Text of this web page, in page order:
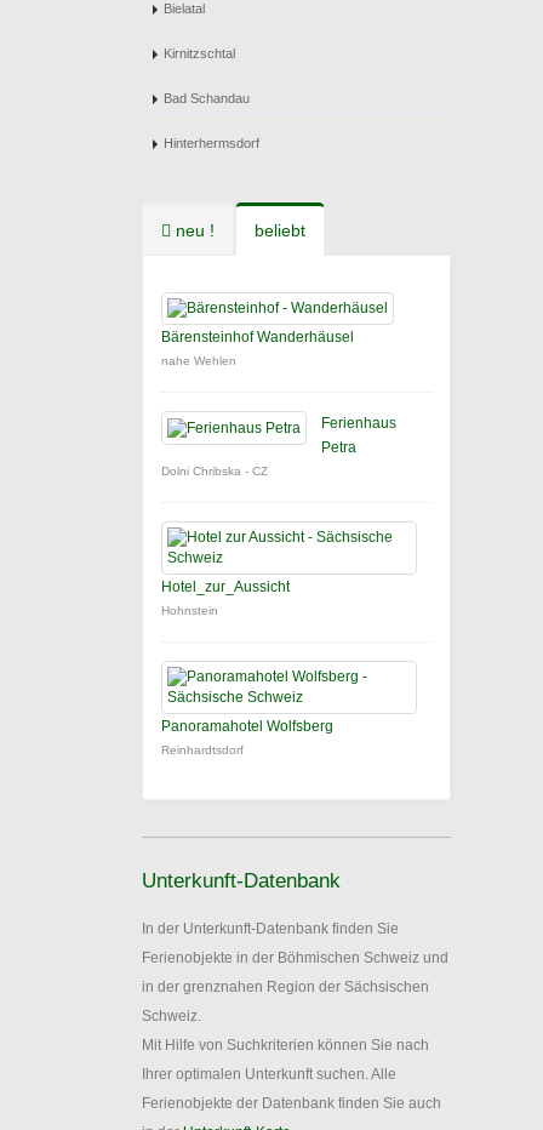
Bielatal
Kirnitzschtal
Bad Schandau
Hinterhermsdorf
neu ! beliebt
Bärensteinhof Wanderhäusel
nahe Wehlen
Ferienhaus
Petra
Dolni Chribska - CZ
Hotel_zur_Aussicht
Hohnstein
Panoramahotel Wolfsberg
Reinhardtsdorf
Unterkunft-Datenbank
In der Unterkunft-Datenbank finden Sie
Ferienobjekte in der Böhmischen Schweiz und
in der grenznahen Region der Sächsischen
Schweiz.
Mit Hilfe von Suchkriterien können Sie nach
Ihrer optimalen Unterkunft suchen. Alle
Ferienobjekte der Datenbank finden Sie auch